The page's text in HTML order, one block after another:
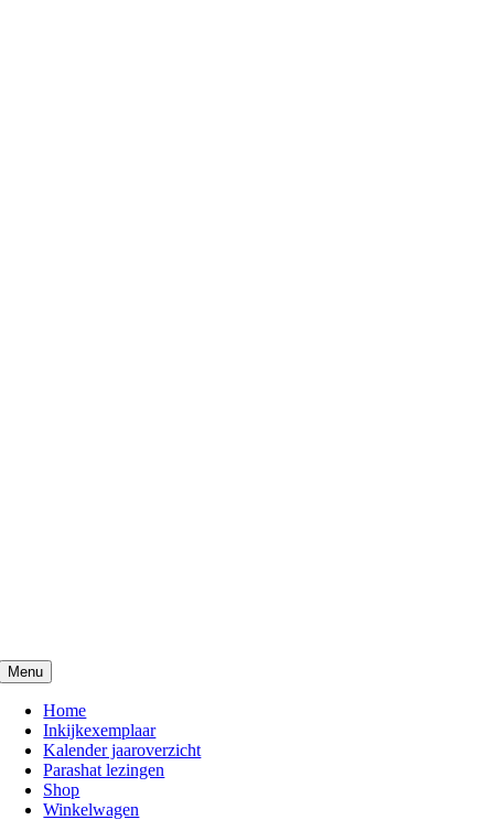
Menu
Home
Inkijkexemplaar
Kalender jaaroverzicht
Parashat lezingen
Shop
Winkelwagen